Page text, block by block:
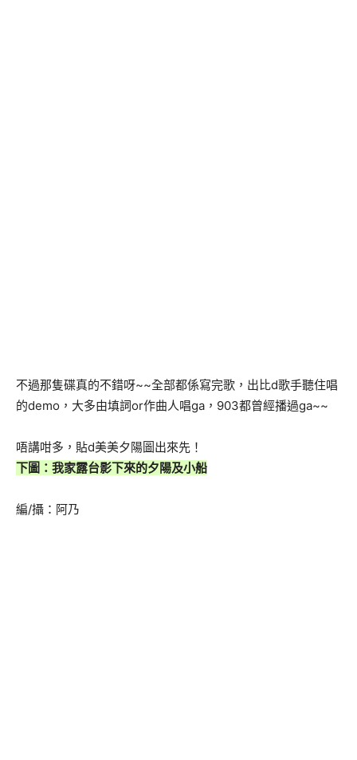
不過那隻碟真的不錯呀~~全部都係寫完歌，出比d歌手聽住唱
的demo，大多由填詞or作曲人唱ga，903都曾經播過ga~~
唔講咁多，貼d美美夕陽圖出來先！
下圖：我家露台影下來的夕陽及小船
編/攝：阿乃